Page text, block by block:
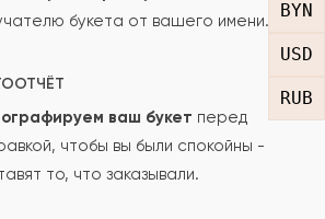
BYN
USD
RUB
букета от вашего имени.
ваш букет перед
чтобы вы были спокойны -
то, что заказывали.